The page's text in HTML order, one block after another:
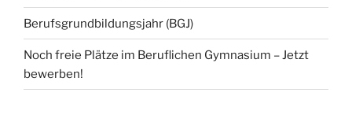
Berufsgrundbildungsjahr (BGJ)
Noch freie Plätze im Beruflichen Gymnasium – Jetzt
bewerben!